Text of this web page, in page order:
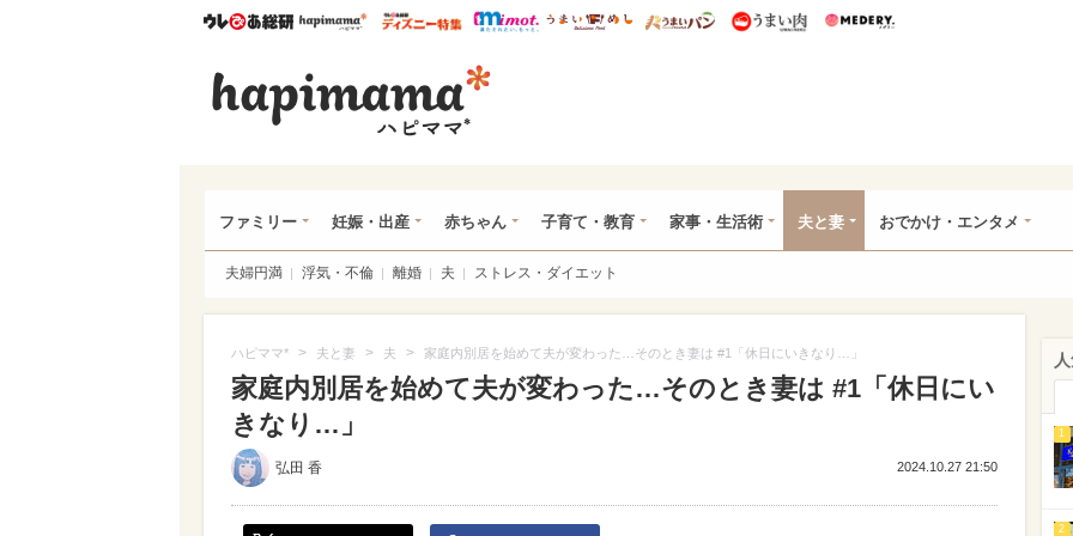
ウレぴあ総研ハピママ* ウレぴあ総研 ディズニー特集
mimot. うまいめし うまいパン うまい肉
ファミリー 妊娠・出産 赤ちゃん 子育て・教育 家事・生活術 夫と妻 おでかけ・エンタメ
夫婦円満 浮気・不倫 離婚 夫 ストレス・ダイエット
ハピママ* > 夫と妻 > 夫 > 家庭内別居を始めて夫が変わった…そのとき妻は #1「休日にいきなり…」
家庭内別居を始めて夫が変わった…そのとき妻は #1「休日にい
きなり…」
弘田 香 2024.10.27 21:50
1
2